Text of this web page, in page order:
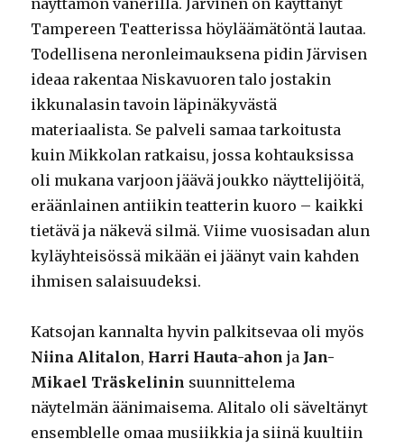
näyttämön vanerilla. Järvinen on käyttänyt
Tampereen Teatterissa höyläämätöntä lautaa.
Todellisena neronleimauksena pidin Järvisen
ideaa rakentaa Niskavuoren talo jostakin
ikkunalasin tavoin läpinäkyvästä
materiaalista. Se palveli samaa tarkoitusta
kuin Mikkolan ratkaisu, jossa kohtauksissa
oli mukana varjoon jäävä joukko näyttelijöitä,
eräänlainen antiikin teatterin kuoro – kaikki
tietävä ja näkevä silmä. Viime vuosisadan alun
kyläyhteisössä mikään ei jäänyt vain kahden
ihmisen salaisuudeksi.
Katsojan kannalta hyvin palkitsevaa oli myös
Niina Alitalon, Harri Hauta-ahon ja Jan-
Mikael Träskelinin suunnittelema
näytelmän äänimaisema. Alitalo oli säveltänyt
ensemblelle omaa musiikkia ja siinä kuultiin